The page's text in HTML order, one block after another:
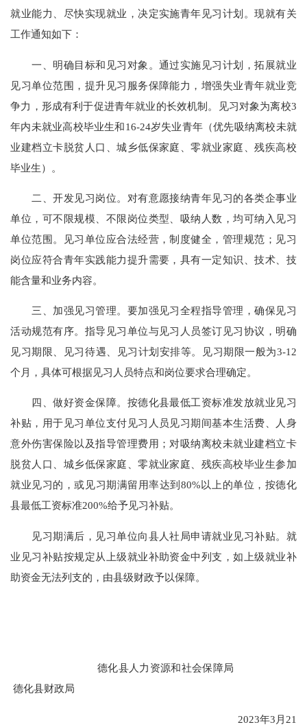
就业能力、尽快实现就业，决定实施青年见习计划。现就有关
工作通知如下：
一、明确目标和见习对象。通过实施见习计划，拓展就业
见习单位范围，提升见习服务保障能力，增强失业青年就业竞
争力，形成有利于促进青年就业的长效机制。见习对象为离校3
年内未就业高校毕业生和16-24岁失业青年（优先吸纳离校未就
业建档立卡脱贫人口、城乡低保家庭、零就业家庭、残疾高校
毕业生）。
二、开发见习岗位。对有意愿接纳青年见习的各类企事业
单位，可不限规模、不限岗位类型、吸纳人数，均可纳入见习
单位范围。见习单位应合法经营，制度健全，管理规范；见习
岗位应符合青年实践能力提升需要，具有一定知识、技术、技
能含量和业务内容。
三、加强见习管理。要加强见习全程指导管理，确保见习
活动规范有序。指导见习单位与见习人员签订见习协议，明确
见习期限、见习待遇、见习计划安排等。见习期限一般为3-12
个月，具体可根据见习人员特点和岗位要求合理确定。
四、做好资金保障。按德化县最低工资标准发放就业见习
补贴，用于见习单位支付见习人员见习期间基本生活费、人身
意外伤害保险以及指导管理费用；对吸纳离校未就业建档立卡
脱贫人口、城乡低保家庭、零就业家庭、残疾高校毕业生参加
就业见习的，或见习期满留用率达到80%以上的单位，按德化
县最低工资标准200%给予见习补贴。
见习期满后，见习单位向县人社局申请就业见习补贴。就
业见习补贴按规定从上级就业补助资金中列支，如上级就业补
助资金无法列支的，由县级财政予以保障。
德化县人力资源和社会保障局
德化县财政局
2023年3月21